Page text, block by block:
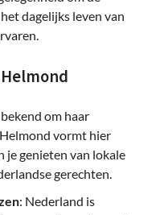
dagelijks leven van
om haar
vormt hier
je genieten van lokale
gerechten.
: Nederland is